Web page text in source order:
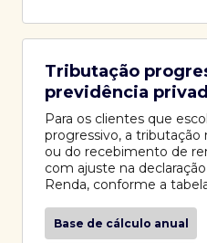
Tributação
previdência
Para os clientes que
progressivo, a
ou do recebimento de
com ajuste na
Renda, conforme a
Base de cálculo anual